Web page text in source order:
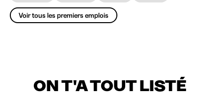
Voir tous les premiers emplois
ON T'A TOUT LISTÉ